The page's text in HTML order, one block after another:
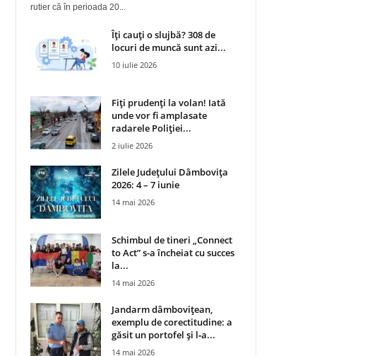
rutier că în perioada 20...
Îți cauți o slujbă? 308 de
locuri de muncă sunt azi...
10 iulie 2026
Fiți prudenți la volan! Iată
unde vor fi amplasate
radarele Poliției...
2 iulie 2026
Zilele Județului Dâmbovița
2026: 4 – 7 iunie
14 mai 2026
Schimbul de tineri „Connect
to Act” s-a încheiat cu succes
la...
14 mai 2026
Jandarm dâmbovițean,
exemplu de corectitudine: a
găsit un portofel și l‑a...
14 mai 2026